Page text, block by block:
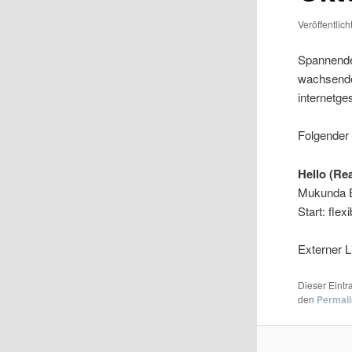
Hello
Mukunda
Start:
Externer
Dieser
den